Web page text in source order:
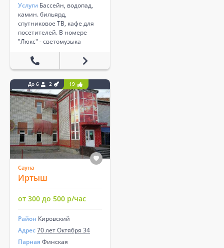
Услуги Бассейн, водопад,
камин. бильярд,
спутниковое ТВ, кафе для
посетителей. В номере
"Люкс" - светомузыка
До 6 2 19
Сауна
Иртыш
от 300 до 500 р/час
Район Кировский
Адрес70 лет Октября 34
Парная Финская